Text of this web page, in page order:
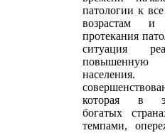
патологии к
возрастам и
протекания
ситуация
повышенную
которая в
богатых
темпами,